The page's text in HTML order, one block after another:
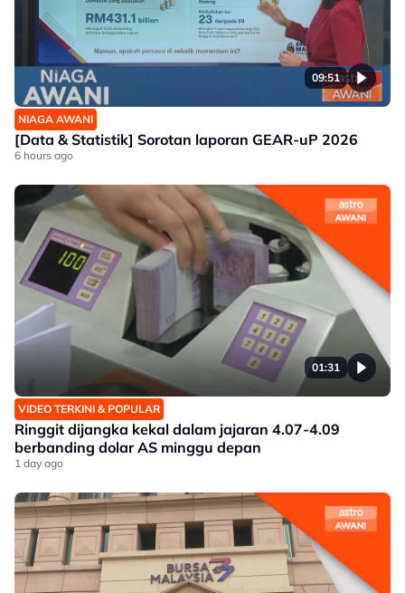
09:51
NIAGA AWANI
[Data & Statistik] Sorotan laporan GEAR-uP 2026
6 hours ago
01:31
VIDEO TERKINI & POPULAR
Ringgit dijangka kekal dalam jajaran 4.07-4.09
berbanding dolar AS minggu depan
1 day ago